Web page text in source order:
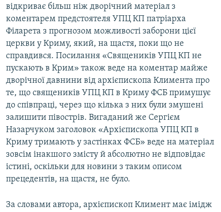
відкриває більш ніж дворічний матеріал з
коментарем предстоятеля УПЦ КП патріарха
Філарета з прогнозом можливості заборони цієї
церкви у Криму, який, на щастя, поки що не
справдився. Посилання «Священиків УПЦ КП не
пускають в Крим» також веде на коментар майже
дворічної давнини від архієпископа Климента про
те, що священиків УПЦ КП в Криму ФСБ примушує
до співпраці, через що кілька з них були змушені
залишити півострів. Вигаданий же Сергієм
Назарчуком заголовок «Архієпископа УПЦ КП в
Криму тримають у застінках ФСБ» веде на матеріал
зовсім інакшого змісту й абсолютно не відповідає
істині, оскільки для новини з таким описом
прецедентів, на щастя, не було.
За словами автора, архієпископ Климент має імідж